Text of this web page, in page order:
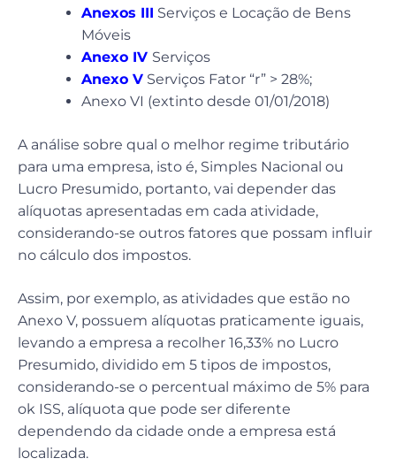
Anexos III Serviços e Locação de Bens
Móveis
Anexo IV Serviços
Anexo V Serviços Fator “r” > 28%;
Anexo VI (extinto desde 01/01/2018)
A análise sobre qual o melhor regime tributário
para uma empresa, isto é, Simples Nacional ou
Lucro Presumido, portanto, vai depender das
alíquotas apresentadas em cada atividade,
considerando-se outros fatores que possam influir
no cálculo dos impostos.
Assim, por exemplo, as atividades que estão no
Anexo V, possuem alíquotas praticamente iguais,
levando a empresa a recolher 16,33% no Lucro
Presumido, dividido em 5 tipos de impostos,
considerando-se o percentual máximo de 5% para
ok ISS, alíquota que pode ser diferente
dependendo da cidade onde a empresa está
localizada.